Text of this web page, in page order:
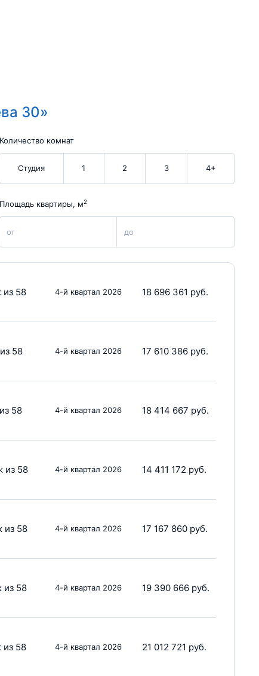
30»
Количество комнат
Студия 1 2 3 4+
Площадь квартиры, м2
от до
из 58 4-й квартал 2026 18 696 361 руб.
58 4-й квартал 2026 17 610 386 руб.
58 4-й квартал 2026 18 414 667 руб.
из 58 4-й квартал 2026 14 411 172 руб.
из 58 4-й квартал 2026 17 167 860 руб.
из 58 4-й квартал 2026 19 390 666 руб.
из 58 4-й квартал 2026 21 012 721 руб.